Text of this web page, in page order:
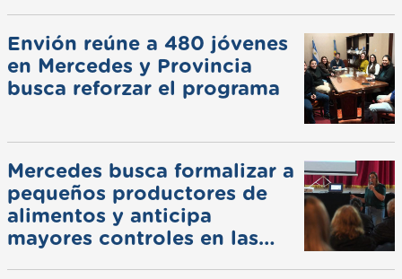
Envión reúne a 480 jóvenes
en Mercedes y Provincia
busca reforzar el programa
Mercedes busca formalizar a
pequeños productores de
alimentos y anticipa
mayores controles en las